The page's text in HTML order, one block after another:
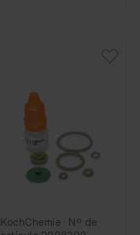
KochChemie · Nº de